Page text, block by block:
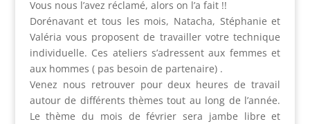
Vous nous l’avez réclamé, alors on l’a fait !!
Dorénavant et tous les mois, Natacha, Stéphanie et
Valéria vous proposent de travailler votre technique
individuelle. Ces ateliers s’adressent aux femmes et
aux hommes ( pas besoin de partenaire) .
Venez nous retrouver pour deux heures de travail
autour de différents thèmes tout au long de l’année.
Le thème du mois de février sera jambe libre et